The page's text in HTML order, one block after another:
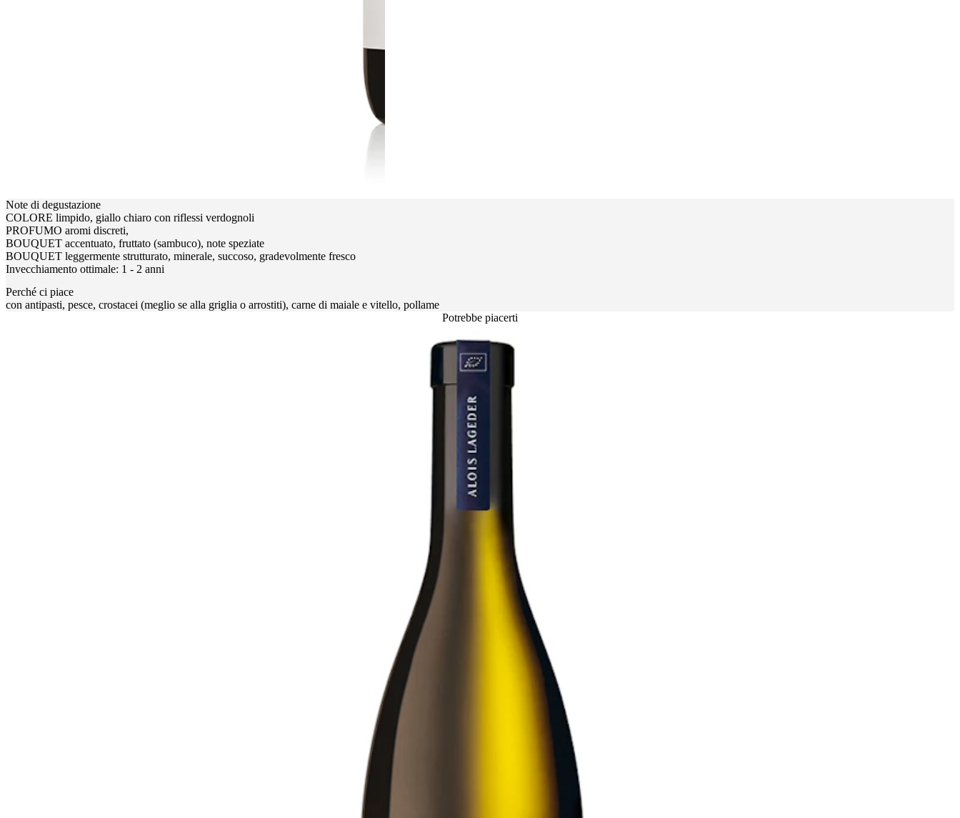
Note di degustazione
COLORE limpido, giallo chiaro con riflessi verdognoli
PROFUMO aromi discreti,
BOUQUET accentuato, fruttato (sambuco), note speziate
BOUQUET leggermente strutturato, minerale, succoso, gradevolmente fresco
Invecchiamento ottimale: 1 - 2 anni
Perché ci piace
con antipasti, pesce, crostacei (meglio se alla griglia o arrostiti), carne di maiale e vitello, pollame
Potrebbe piacerti